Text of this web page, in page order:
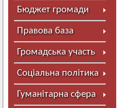
Бюджет громади
Правова база
Громадська участь
Соціальна політика
Гуманітарна сфера